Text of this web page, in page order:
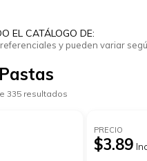
EL CATÁLOGO DE:
y pueden variar
335 resultados
PRECIO
$3.89